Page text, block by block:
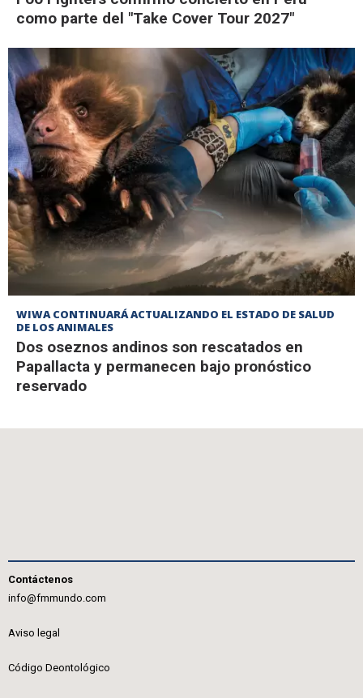
como parte del "Take Cover Tour 2027"
WIWA CONTINUARÁ ACTUALIZANDO EL ESTADO DE SALUD
DE LOS ANIMALES
Dos oseznos andinos son rescatados en
Papallacta y permanecen bajo pronóstico
reservado
Contáctenos
info@fmmundo.com
Aviso legal
Código Deontológico